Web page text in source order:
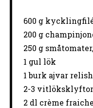
600 g
200 g
250 g
1 gul lök
1 burk ajvar
2-3 vitlöksklyftor
2 dl crème fraiche